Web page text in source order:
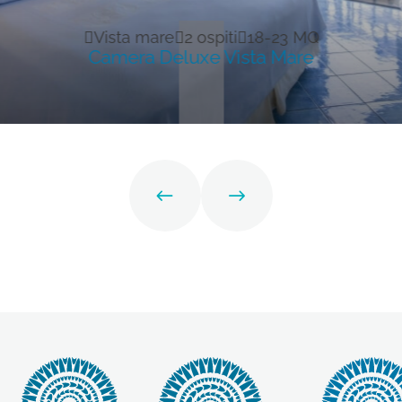
Vista mare 2 ospiti 18-23 MQ
Camera Deluxe Vista Mare